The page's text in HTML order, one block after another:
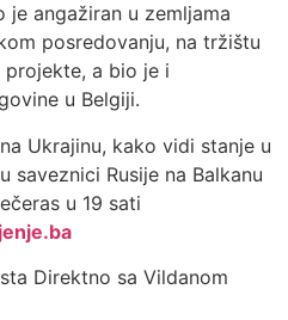
je angažiran u zemljama
posredovanju, na tržištu
a bio je i
u Belgiji.
Ukrajinu, kako vidi stanje u
Rusije na Balkanu
u 19 sati
Direktno sa Vildanom